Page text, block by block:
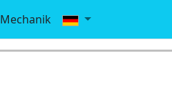
Mechanik